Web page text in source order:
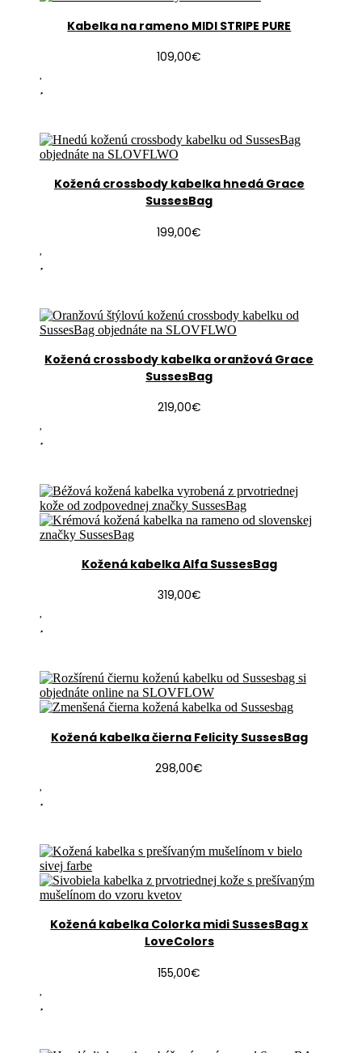
Kabelka na rameno MIDI STRIPE PURE
109,00€
Kožená crossbody kabelka hnedá Grace
SussesBag
199,00€
Kožená crossbody kabelka oranžová Grace
SussesBag
219,00€
Kožená kabelka Alfa SussesBag
319,00€
Kožená kabelka čierna Felicity SussesBag
298,00€
Kožená kabelka Colorka midi SussesBag x
LoveColors
155,00€